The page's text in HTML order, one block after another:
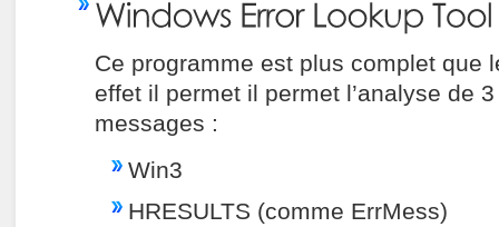
Ce programme est plus complet que
effet il permet il permet l’analyse de
messages :
Win3
HRESULTS (comme ErrMess)